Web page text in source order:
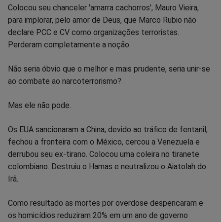
Colocou seu chanceler 'amarra cachorros', Mauro Vieira,
para implorar, pelo amor de Deus, que Marco Rubio não
declare PCC e CV como organizações terroristas.
Perderam completamente a noção.
Não seria óbvio que o melhor e mais prudente, seria unir-se
ao combate ao narcoterrorismo?
Mas ele não pode.
Os EUA sancionaram a China, devido ao tráfico de fentanil,
fechou a fronteira com o México, cercou a Venezuela e
derrubou seu ex-tirano. Colocou uma coleira no tiranete
colombiano. Destruiu o Hamas e neutralizou o Aiatolah do
Irã.
Como resultado as mortes por overdose despencaram e
os homicídios reduziram 20% em um ano de governo